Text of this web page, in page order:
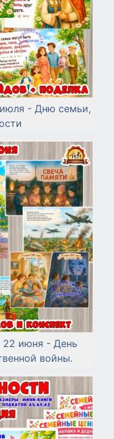
- Дню семьи,
22 июня - День
войны.